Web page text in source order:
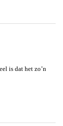
is dat het zo’n